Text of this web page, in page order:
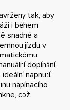
tak, aby
i během
snadné a
jízdu v
dopínání
napnutí.
napínacího
což